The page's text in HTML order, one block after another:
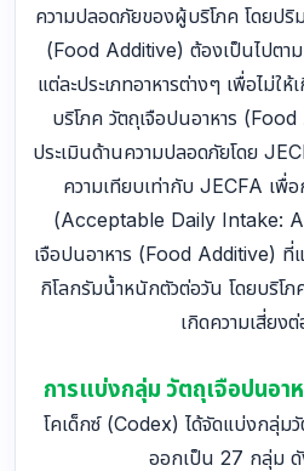
ความปลอดภัยของผู้บริโภค โดยปริ
(Food Additive) ต้องเป็นไปตา
แต่ละประเภทอาหารต่างๆ เพื่อไม่ใ
บริโภค วัตถุเจือปนอาหาร
ประเมินด้านความปลอดภัยโดย
ความเทียบเท่ากับ JECFA เพื่
(Acceptable Daily Intake:
เจือปนอาหาร (Food Additive)
กิโลกรัมน้ำหนักตัวต่อวัน โดยบริโ
เกิดความเสี่ยง
การแบ่งกลุ่ม วัตถุเจือปนอ
โคเด็กซ์ (Codex) ได้จัดแบ่งกลุ่ม
ออกเป็น 27 กลุ่ม